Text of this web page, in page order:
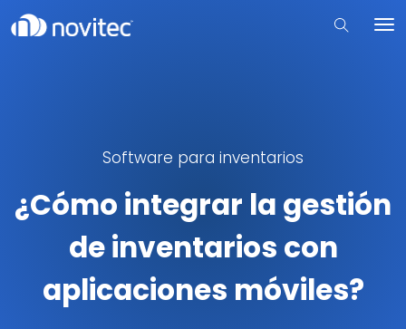
Software para inventarios
¿Cómo integrar la gestión
de inventarios con
aplicaciones móviles?